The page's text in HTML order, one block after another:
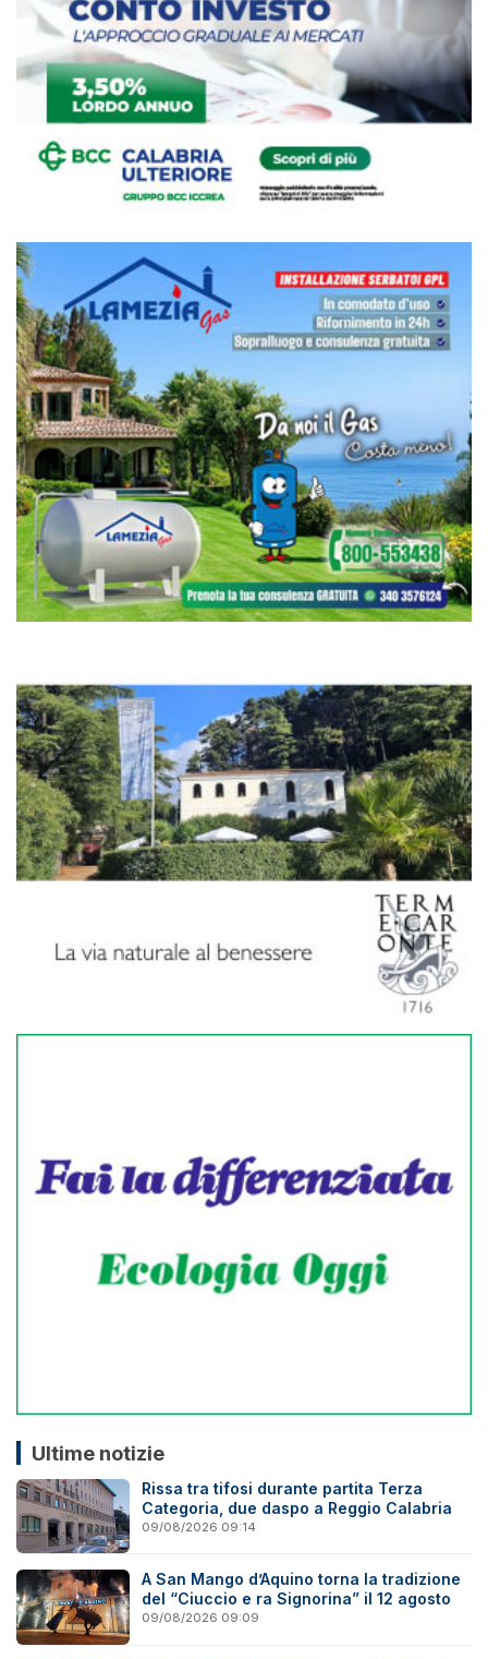
Ultime notizie
Rissa tra tifosi durante partita Terza
Categoria, due daspo a Reggio Calabria
09/08/2026 09:14
A San Mango d’Aquino torna la tradizione
del “Ciuccio e ra Signorina” il 12 agosto
09/08/2026 09:09